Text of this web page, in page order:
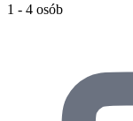
1 - 4 osób